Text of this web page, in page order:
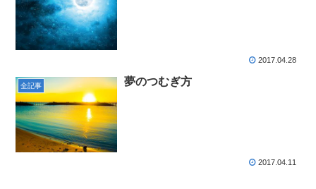
2017.04.28
全記事 夢のつむぎ方
2017.04.11